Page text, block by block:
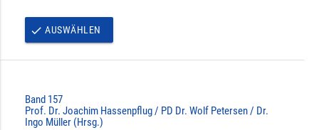
done AUSWÄHLEN
Band 157
Prof. Dr. Joachim Hassenpflug / PD Dr. Wolf Petersen / Dr.
Ingo Müller (Hrsg.)